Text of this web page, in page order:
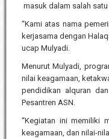
masuk dalam salah
“Kami atas nama
kerjasama dengan
ucap Mulyadi.
Menurut Mulyadi,
nilai keagamaan,
pendidikan alquran
Pesantren ASN.
“Kegiatan ini memiliki
keagamaan, dan nilai-